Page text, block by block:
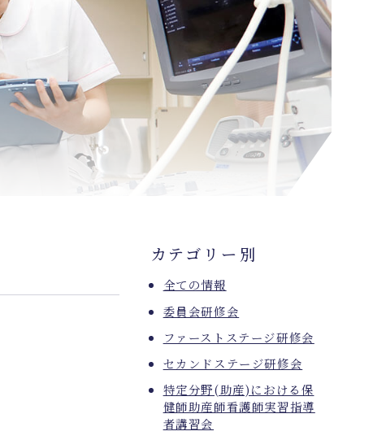
カテゴリー別
全ての情報
委員会研修会
ファーストステージ研修会
セカンドステージ研修会
特定分野(助産)における保
健師助産師看護師実習指導
者講習会